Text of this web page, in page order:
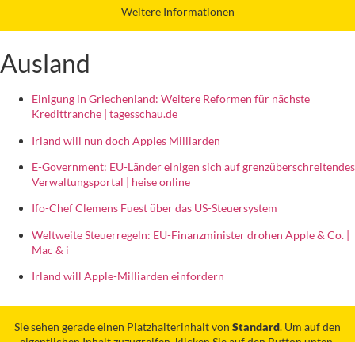
Weitere Informationen
Ausland
Einigung in Griechenland: Weitere Reformen für nächste
Kredittranche | tagesschau.de
Irland will nun doch Apples Milliarden
E-Government: EU-Länder einigen sich auf grenzüberschreitendes
Verwaltungsportal | heise online
Ifo-Chef Clemens Fuest über das US-Steuersystem
Weltweite Steuerregeln: EU-Finanzminister drohen Apple & Co. |
Mac & i
Irland will Apple-Milliarden einfordern
Sie sehen gerade einen Platzhalterinhalt von Standard. Um auf den